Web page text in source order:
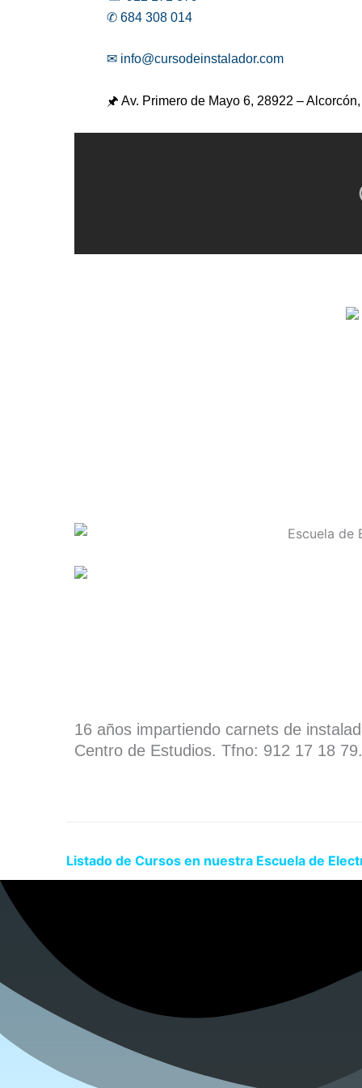
✆ 684 308 014
✉ info@cursodeinstalador.com
🖈 Av. Primero de Mayo 6, 28922 –
16 años impartiendo carnets de
Centro de Estudios. Tfno: 912 17 18 79.
Listado de Cursos en nuestra Escuela de